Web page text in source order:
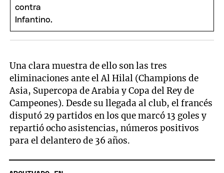
Una clara muestra de ello son las tres
eliminaciones ante el Al Hilal (Champions de
Asia, Supercopa de Arabia y Copa del Rey de
Campeones). Desde su llegada al club, el francés
disputó 29 partidos en los que marcó 13 goles y
repartió ocho asistencias, números positivos
para el delantero de 36 años.